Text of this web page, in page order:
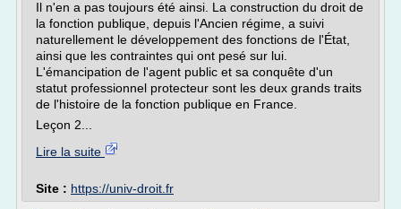
Il n'en a pas toujours été ainsi. La construction du droit de
la fonction publique, depuis l'Ancien régime, a suivi
naturellement le développement des fonctions de l'État,
ainsi que les contraintes qui ont pesé sur lui.
L'émancipation de l'agent public et sa conquête d'un
statut professionnel protecteur sont les deux grands traits
de l'histoire de la fonction publique en France.
Leçon 2...
Lire la suite
Site : https://univ-droit.fr